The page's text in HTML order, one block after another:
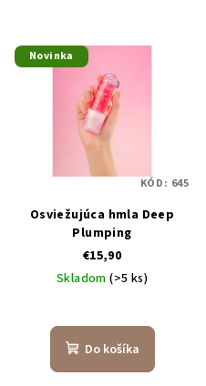
Novinka
Osviežujúca hmla Deep
Plumping
€15,90
Skladom(>5 ks)
hodnotenie
produktu
Do košíka
KÓD: 645